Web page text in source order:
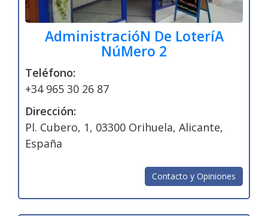
AdministracióN De LoteríA
NúMero 2
Teléfono:
+34 965 30 26 87
Dirección:
Pl. Cubero, 1, 03300 Orihuela, Alicante,
España
Contacto y Opiniones